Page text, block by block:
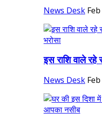
News Desk
इस राशि वाले
News Desk